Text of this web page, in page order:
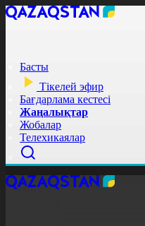
Басты
Тікелей эфир
Бағдарлама кестесі
Жаңалықтар
Жобалар
Телехикаялар